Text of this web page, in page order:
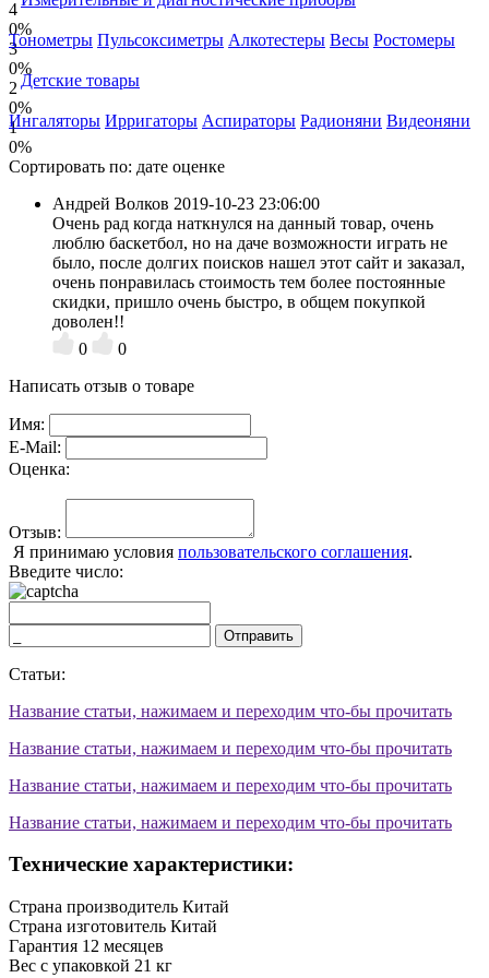
Тонометры Пульсоксиметры Алкотестеры Весы Ростомеры
Детские товары
Ингаляторы Ирригаторы Аспираторы Радионяни Видеоняни
4
0%
3
0%
2
0%
1
0%
Сортировать по: дате оценке
Андрей Волков 2019-10-23 23:06:00
Очень рад когда наткнулся на данный товар, очень
люблю баскетбол, но на даче возможности играть не
было, после долгих поисков нашел этот сайт и заказал,
очень понравилась стоимость тем более постоянные
скидки, пришло очень быстро, в общем покупкой
доволен!!
0
0
Написать отзыв о товаре
Имя:
E-Mail:
Оценка:
Отзыв:
Я принимаю условия пользовательского соглашения.
Введите число:
Отправить
Статьи:
Название статьи, нажимаем и переходим что-бы прочитать
Название статьи, нажимаем и переходим что-бы прочитать
Название статьи, нажимаем и переходим что-бы прочитать
Название статьи, нажимаем и переходим что-бы прочитать
Технические характеристики:
Страна производитель Китай
Страна изготовитель Китай
Гарантия 12 месяцев
Вес с упаковкой 21 кг